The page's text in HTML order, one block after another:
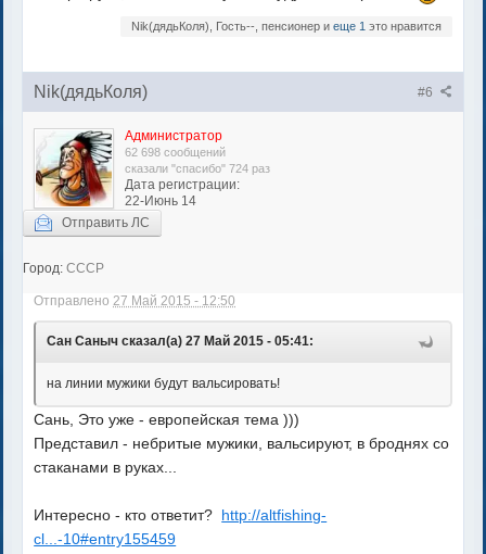
Nik(дядьКоля), Гость--, пенсионер и еще 1 это нравится
#6
Nik(дядьКоля)
Администратор
62 698 сообщений
сказали "спасибо" 724 раз
Дата регистрации:
22-Июнь 14
Отправить ЛС
Город: СССР
Отправлено 27 Май 2015 - 12:50
Сан Саныч сказал(а) 27 Май 2015 - 05:41:
на линии мужики будут вальсировать!
Сань, Это уже - европейская тема )))
Представил - небритые мужики, вальсируют, в броднях со
стаканами в руках...
Интересно - кто ответит? http://altfishing-
cl...-10#entry155459